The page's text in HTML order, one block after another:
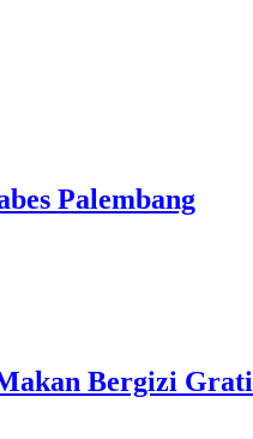
Palembang
Bergizi